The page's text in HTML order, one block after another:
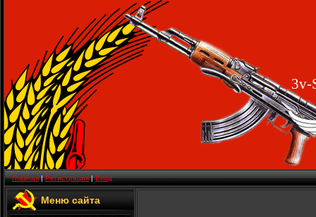
3v-
Главная|Регистрация|Вход
Меню сайта